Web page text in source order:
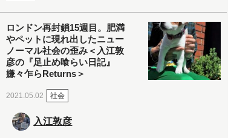
ロンドン再封鎖15週目。肥満
やペットに現れ出したニュー
ノーマル社会の歪み＜入江敦
彦の『足止め喰らい日記』
嫌々乍らReturns＞
2021.05.02 社会
入江敦彦